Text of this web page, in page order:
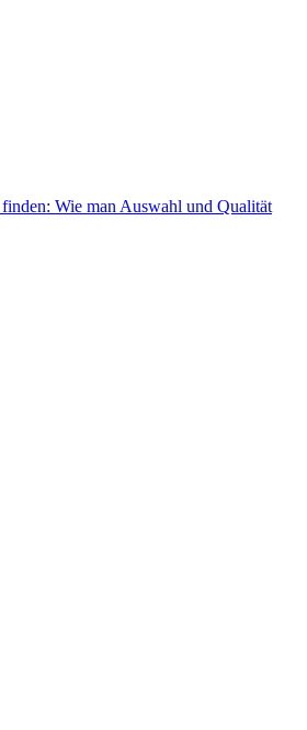
Wie man Auswahl und Qualität